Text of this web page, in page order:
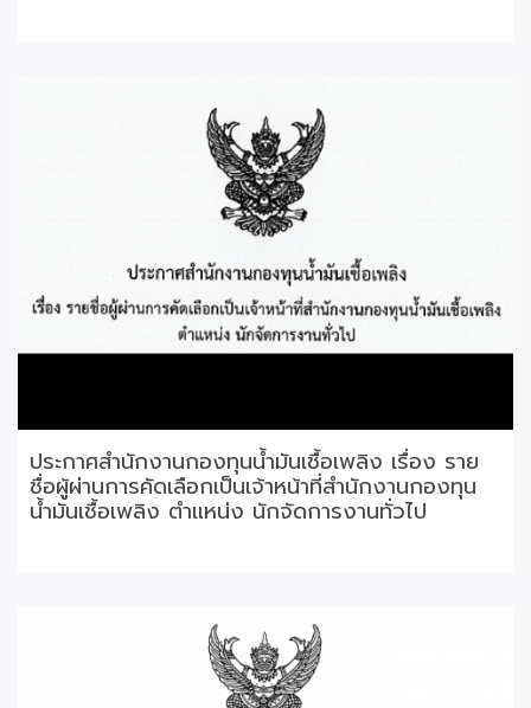
ประกาศสำนักงานกองทุนน้ำมันเชื้อเพลิง เรื่อง ราย
ชื่อผู้ผ่านการคัดเลือกเป็นเจ้าหน้าที่สำนักงานกองทุน
น้ำมันเชื้อเพลิง ตำแหน่ง นักจัดการงานทั่วไป